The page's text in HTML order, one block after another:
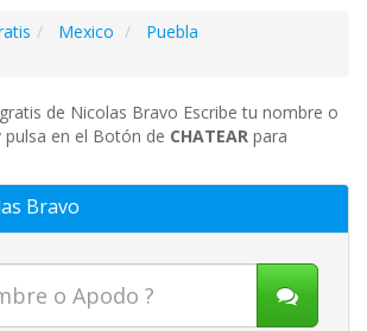
Mexico
Puebla
de Nicolas Bravo Escribe tu nombre o
en el Botón de CHATEAR para
Bravo